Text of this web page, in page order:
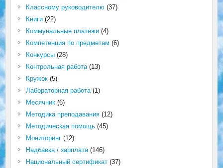
Классному руководителю(37)
Книги(22)
Коммунальные платежи(4)
Компетенция по предметам (6)
Конкурсы(28)
Контрольная работа(13)
Кружок(5)
Лабораторная работа(1)
Месячник(6)
Методика преподавания(12)
Методическая помощь(45)
Мониторинг(12)
Надбавка / зарплата(146)
Национальный сертификат(37)